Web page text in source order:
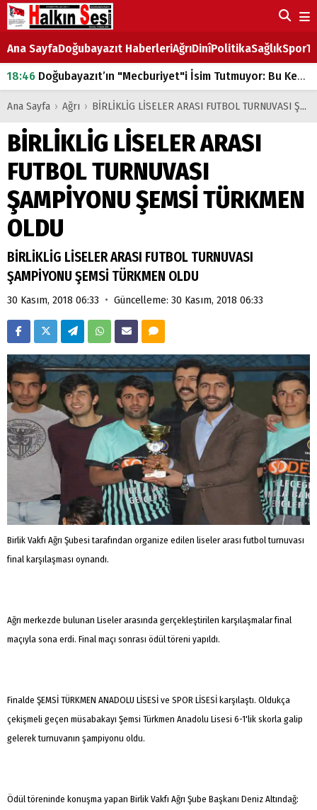
Ana SayfaDoğubayazıt HaberleriAğrıDinîPolitikaSağlıkSpor
18:46 Doğubayazıt’ın "Mecburiyet"i İsim Tutmuyor: Bu Kez de Mem u Zîn Oldu!
07:53Doğubayazıt’ta Ekmek Fiyatlarına Zam
07:16
Doğubayazıt'ta çocukların sırtındaki ağır yük
DEVLET ve HÜKÜMET
18:29 ÇARŞI CADDESİ YAZ BOZ TAHTASI
Ana Sayfa › Ağrı › BİRLİKLİG LİSELER ARASI FUTBOL TURNUVASI ŞAMPİYONU ŞEMSİ TÜRKMEN OLDU
BİRLİKLİG LİSELER ARASI
FUTBOL TURNUVASI
ŞAMPİYONU ŞEMSİ TÜRKMEN
OLDU
BİRLİKLİG LİSELER ARASI FUTBOL TURNUVASI
ŞAMPİYONU ŞEMSİ TÜRKMEN OLDU
30 Kasım, 2018 06:33 • Güncelleme: 30 Kasım, 2018 06:33
Birlik Vakfı Ağrı Şubesi tarafından organize edilen liseler arası futbol turnuvası
final karşılaşması oynandı.
Ağrı merkezde bulunan Liseler arasında gerçekleştirilen karşılaşmalar final
maçıyla sona erdi. Final maçı sonrası ödül töreni yapıldı.
Finalde ŞEMSİ TÜRKMEN ANADOLU LİSESİ ve SPOR LİSESİ karşılaştı. Oldukça
çekişmeli geçen müsabakayı Şemsi Türkmen Anadolu Lisesi 6-1'lik skorla galip
gelerek turnuvanın şampiyonu oldu.
Ödül töreninde konuşma yapan Birlik Vakfı Ağrı Şube Başkanı Deniz Altındağ: 